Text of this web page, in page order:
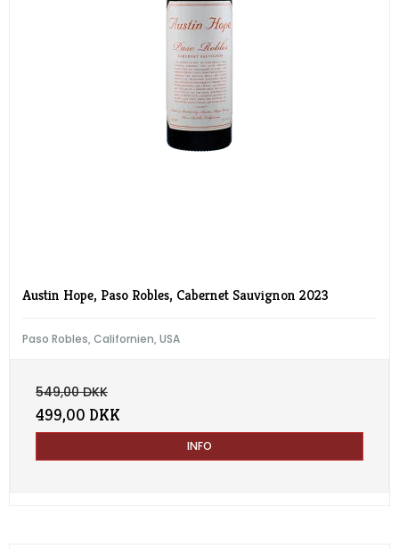
Austin Hope, Paso Robles, Cabernet Sauvignon 2023
Paso Robles, Californien, USA
549,00 DKK
499,00 DKK
INFO